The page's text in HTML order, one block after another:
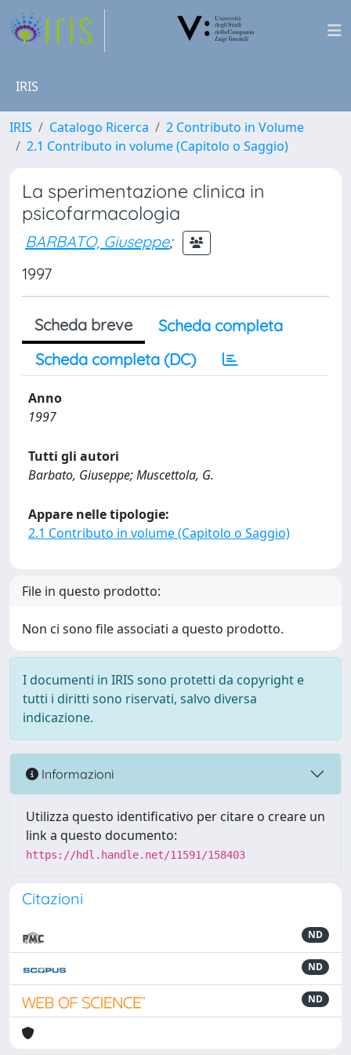
IRIS
IRIS Catalogo Ricerca
2 Contributo in Volume
2.1 Contributo in volume (Capitolo o Saggio)
La sperimentazione clinica in
psicofarmacologia
BARBATO, Giuseppe;
1997
Scheda breve
Scheda completa
Scheda completa (DC)
Anno
1997
Tutti gli autori
Barbato, Giuseppe; Muscettola, G.
Appare nelle tipologie:
2.1 Contributo in volume (Capitolo o Saggio)
File in questo prodotto:
Non ci sono file associati a questo prodotto.
I documenti in IRIS sono protetti da copyright e
tutti i diritti sono riservati, salvo diversa
indicazione.
Informazioni
Utilizza questo identificativo per citare o creare un
link a questo documento:
https://hdl.handle.net/11591/158403
Citazioni
ND
ND
ND